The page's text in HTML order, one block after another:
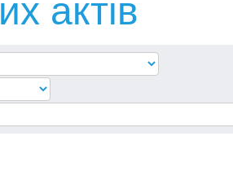
актів